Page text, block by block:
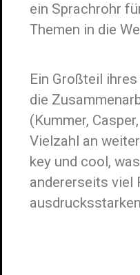
ein Sprachrohr
Themen in die
Ein Großteil
die
(Kummer,
Vielzahl an
key und cool,
andererseits viel